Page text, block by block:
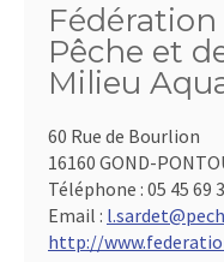
Pêche et
Milieu
60 Rue de Bourlion
16160 GOND-
Téléphone : 05 45 69
Email :
http://